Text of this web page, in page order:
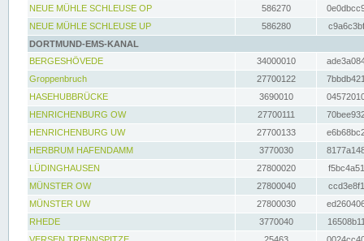
NEUE MÜHLE SCHLEUSE OP
586270
NEUE MÜHLE SCHLEUSE UP
586280
DORTMUND-EMS-KANAL
BERGESHÖVEDE
34000010
Groppenbruch
27700122
HASEHUBBRÜCKE
3690010
HENRICHENBURG OW
27700111
HENRICHENBURG UW
27700133
HERBRUM HAFENDAMM
3770030
LÜDINGHAUSEN
27800020
MÜNSTER OW
27800040
MÜNSTER UW
27800030
RHEDE
3770040